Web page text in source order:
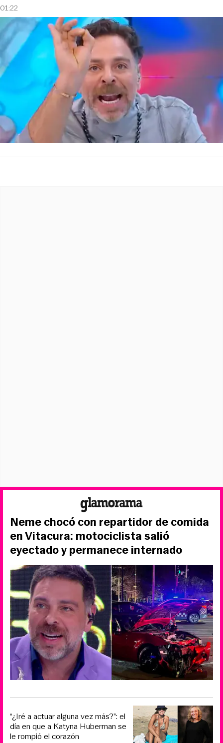
01:22
Neme chocó con repartidor de comida
en Vitacura: motociclista salió
eyectado y permanece internado
“¿Iré a actuar alguna vez más?”: el
día en que a Katyna Huberman se
le rompió el corazón